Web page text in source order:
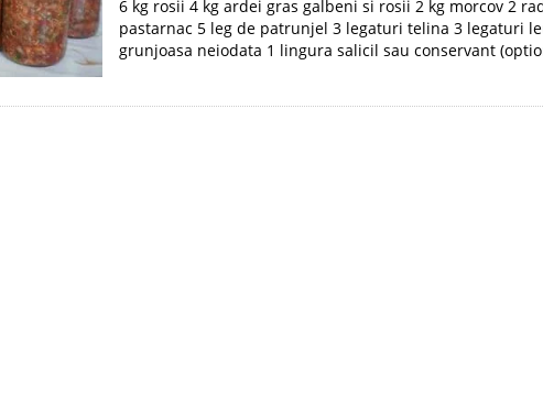
6 kg rosii 4 kg ardei gras galbeni si rosii 2 kg morcov 2
pastarnac 5 leg de patrunjel 3 legaturi telina 3 legaturi
grunjoasa neiodata 1 lingura salicil sau conservant